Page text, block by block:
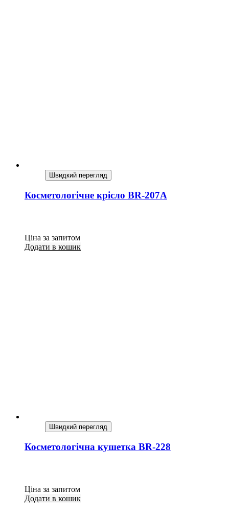
Швидкий перегляд
Косметологічне крісло BR-207A
Ціна за запитом
Додати в кошик
Швидкий перегляд
Косметологічна кушетка BR-228
Ціна за запитом
Додати в кошик